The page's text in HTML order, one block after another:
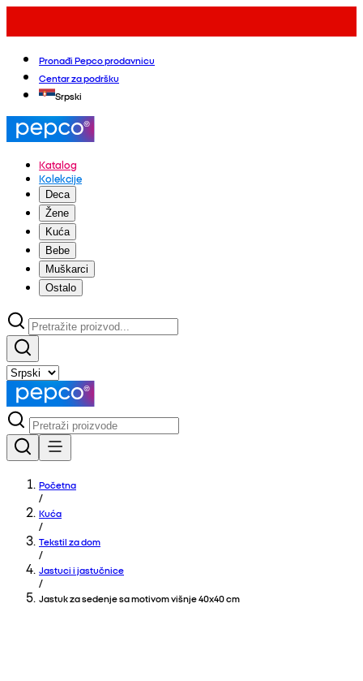
Pronađi Pepco prodavnicu
Centar za podršku
Srpski
Katalog
Kolekcije
Deca
Žene
Kuća
Bebe
Muškarci
Ostalo
Početna
/
Kuća
/
Tekstil za dom
/
Jastuci i jastučnice
/
Jastuk za sedenje sa motivom višnje 40x40 cm